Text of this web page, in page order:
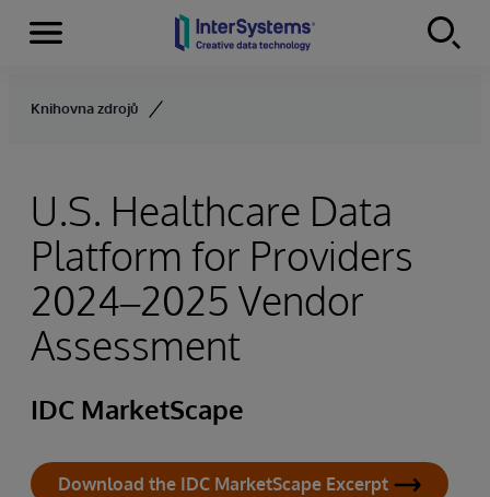
Skip to content
Menu
Knihovna zdrojů
U.S. Healthcare Data
Platform for Providers
2024–2025 Vendor
Assessment
IDC MarketScape
Download the IDC MarketScape Excerpt